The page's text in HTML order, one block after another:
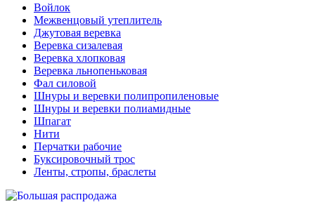
Войлок
Межвенцовый утеплитель
Джутовая веревка
Веревка сизалевая
Веревка хлопковая
Веревка льнопеньковая
Фал силовой
Шнуры и веревки полипропиленовые
Шнуры и веревки полиамидные
Шпагат
Нити
Перчатки рабочие
Буксировочный трос
Ленты, стропы, браслеты